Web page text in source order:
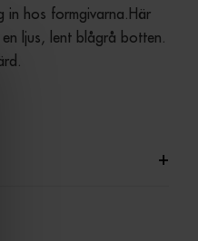
in hos formgivarna.Här
ljus, lent blågrå botten.
+